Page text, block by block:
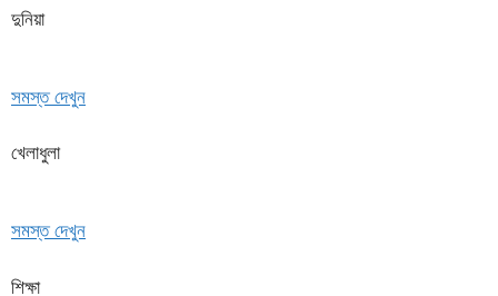
দুনিয়া
সমস্ত দেখুন
খেলাধুলা
সমস্ত দেখুন
শিক্ষা